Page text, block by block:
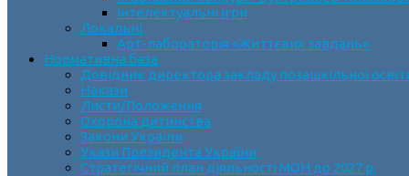
Інтелектуальні ігри
Локальні
Арт-лабораторія «Життєвих завдань»
Нормативна база
Довідник директора закладу позашкільної
Накази
Листи/Положення
Охорона дитинства
Закони України
Укази Президента України
Стратегічний план діяльності МОН до 2027 р.